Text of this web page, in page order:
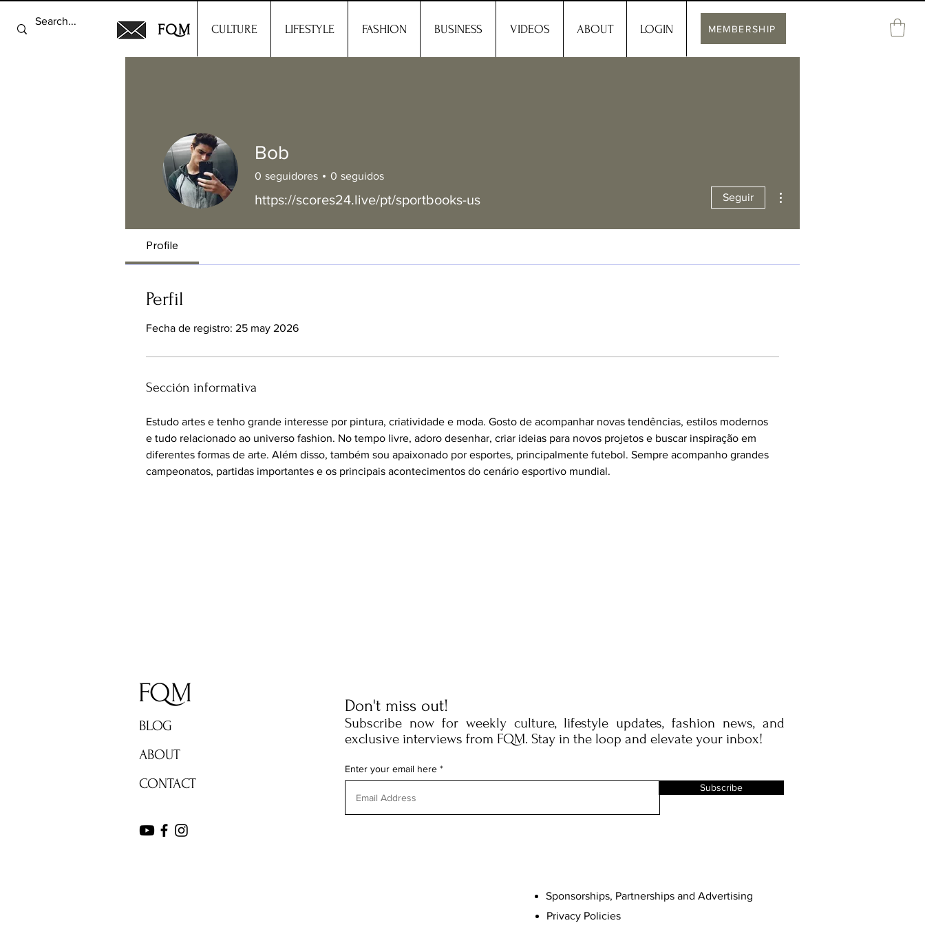
FQM CULTURE LIFESTYLE FASHION BUSINESS VIDEOS ABOUT LOGIN MEMBERSHIP
Bob
0 seguidores 0 seguidos
https://scores24.live/pt/sportbooks-us Seguir
Profile
Perfil
Fecha de registro: 25 may 2026
Sección informativa
Estudo artes e tenho grande interesse por pintura, criatividade e moda. Gosto de acompanhar novas tendências, estilos modernos
e tudo relacionado ao universo fashion. No tempo livre, adoro desenhar, criar ideias para novos projetos e buscar inspiração em
diferentes formas de arte. Além disso, também sou apaixonado por esportes, principalmente futebol. Sempre acompanho grandes
campeonatos, partidas importantes e os principais acontecimentos do cenário esportivo mundial.
FQM
BLOG
ABOUT
CONTACT
Don't miss out!
Subscribe now for weekly culture, lifestyle updates, fashion news, and
exclusive interviews from FQM. Stay in the loop and elevate your inbox!
Enter your email here
Subscribe
Sponsorships, Partnerships and Advertising
Privacy Policies